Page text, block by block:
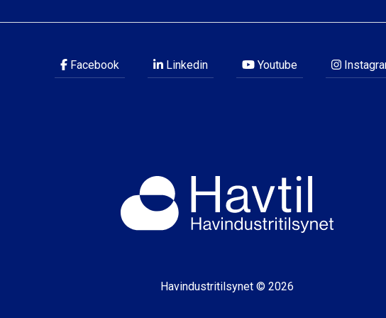
Facebook Linkedin Youtube
Havindustritilsynet © 2026